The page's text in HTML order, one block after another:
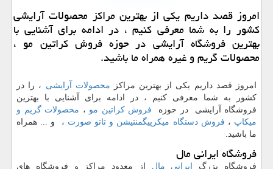
امروز قصد داریم یكی از بهترین مراكز محصولات آرایشی
كشور را به شما معرفی كنیم ، در ادامه برای آشنایی با
بهترین فروشگاه آرایشی در حوزه فروش كراتین مو ،
محصولات گریم و غیره همراه ما باشید.
امروز قصد داریم یکی از بهترین مراکز محصولات آرایشی ، را در
کشور به شما معرفی کنیم ، در ادامه برای آشنایی با بهترین
فروشگاه آرایشی در حوزه فروش کراتین مو ، محصولات گریم و
میکاپ ، فروش دستگاه میکرپیگمنتیشن و تاتو صورت ، و ... همراه
ما باشید.
فروشگاه ایرانی مال
فروشگاه بزرگ ایرانی مال از معدود مراکز و فروشگاه های